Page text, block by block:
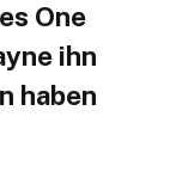
One
ihn
haben